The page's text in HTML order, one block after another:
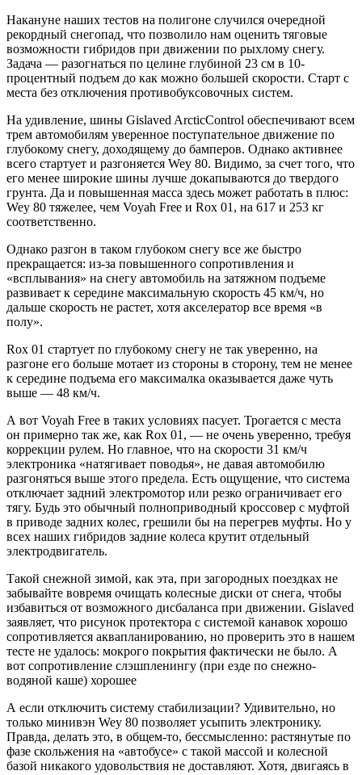
Накануне наших тестов на полигоне случился очередной
рекордный снегопад, что позволило нам оценить тяговые
возможности гибридов при движении по рыхлому снегу.
Задача — разогнаться по целине глубиной 23 см в 10-
процентный подъем до как можно большей скорости. Старт с
места без отключения противобуксовочных систем.
На удивление, шины Gislaved ArcticControl обеспечивают всем
трем автомобилям уверенное поступательное движение по
глубокому снегу, доходящему до бамперов. Однако активнее
всего стартует и разгоняется Wey 80. Видимо, за счет того, что
его менее широкие шины лучше докапываются до твердого
грунта. Да и повышенная масса здесь может работать в плюс:
Wey 80 тяжелее, чем Voyah Free и Rox 01, на 617 и 253 кг
соответственно.
Однако разгон в таком глубоком снегу все же быстро
прекращается: из-за повышенного сопротивления и
«всплывания» на снегу автомобиль на затяжном подъеме
развивает к середине максимальную скорость 45 км/ч, но
дальше скорость не растет, хотя акселератор все время «в
полу».
Rox 01 стартует по глубокому снегу не так уверенно, на
разгоне его больше мотает из стороны в сторону, тем не менее
к середине подъема его максималка оказывается даже чуть
выше — 48 км/ч.
А вот Voyah Free в таких условиях пасует. Трогается с места
он примерно так же, как Rox 01, — не очень уверенно, требуя
коррекции рулем. Но главное, что на скорости 31 км/ч
электроника «натягивает поводья», не давая автомобилю
разгоняться выше этого предела. Есть ощущение, что система
отключает задний электромотор или резко ограничивает его
тягу. Будь это обычный полноприводный кроссовер с муфтой
в приводе задних колес, грешили бы на перегрев муфты. Но у
всех наших гибридов задние колеса крутит отдельный
электродвигатель.
Такой снежной зимой, как эта, при загородных поездках не
забывайте вовремя очищать колесные диски от снега, чтобы
избавиться от возможного дисбаланса при движении. Gislaved
заявляет, что рисунок протектора с системой канавок хорошо
сопротивляется аквапланированию, но проверить это в нашем
тесте не удалось: мокрого покрытия фактически не было. А
вот сопротивление слэшпленингу (при езде по снежно-
водяной каше) хорошее
А если отключить систему стабилизации? Удивительно, но
только минивэн Wey 80 позволяет усыпить ­электронику.
Правда, делать это, в общем-то, бессмысленно: растянутые по
фазе скольжения на «автобусе» с такой массой и колесной
базой никакого удовольствия не доставляют. Хотя, двигаясь в